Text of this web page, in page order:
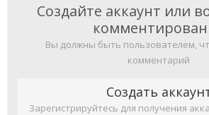
Создайте аккаунт или
Вы должны быть пользователем,
комментарий
Создать
Зарегистрируйтесь для получения